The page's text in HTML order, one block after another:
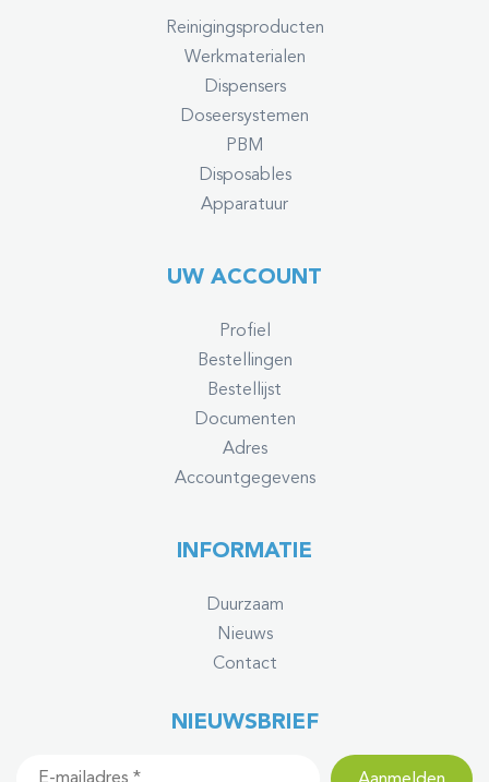
Reinigingsproducten
Werkmaterialen
Dispensers
Doseersystemen
PBM
Disposables
Apparatuur
UW ACCOUNT
Profiel
Bestellingen
Bestellijst
Documenten
Adres
Accountgegevens
INFORMATIE
Duurzaam
Nieuws
Contact
NIEUWSBRIEF